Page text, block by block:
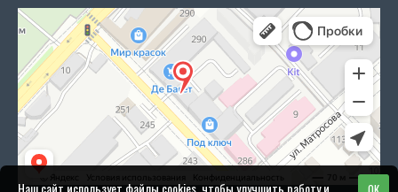
Наш сайт использует файлы cookies, чтобы улучшить работу и